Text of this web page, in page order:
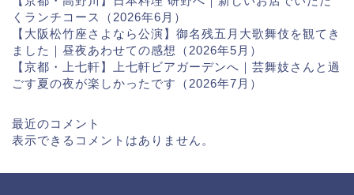
くランチコース（2026年6月）
【大阪松竹座さよなら公演】御名残五月大歌舞伎を観てき
ました｜昼夜あわせての感想（2026年5月）
【京都・上七軒】上七軒ビアガーデンへ｜芸舞妓さんと過
ごす夏の夜が楽しかったです（2026年7月）
最近のコメント
表示できるコメントはありません。